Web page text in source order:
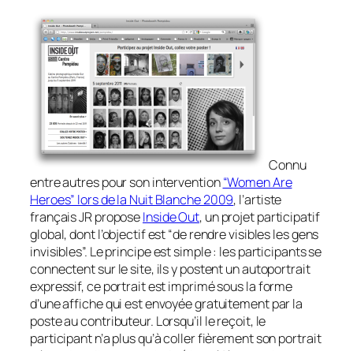
Connu
entre autres pour son intervention“Women Are
Heroes” lors de la Nuit Blanche 2009, l’artiste
français JR proposeInside Out, un projet participatif
global, dont l’objectif est “de rendre visibles les gens
invisibles”. Le principe est simple : les participants se
connectent sur le site, ils y postent un autoportrait
expressif, ce portrait est imprimé sous la forme
d’une affiche qui est envoyée gratuitement par la
poste au contributeur. Lorsqu’il le reçoit, le
participant n’a plus qu’à coller fièrement son portrait